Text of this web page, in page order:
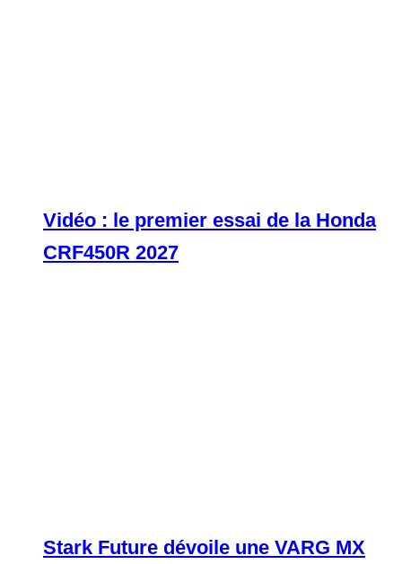
Vidéo : le premier essai de la Honda
CRF450R 2027
Stark Future dévoile une VARG MX